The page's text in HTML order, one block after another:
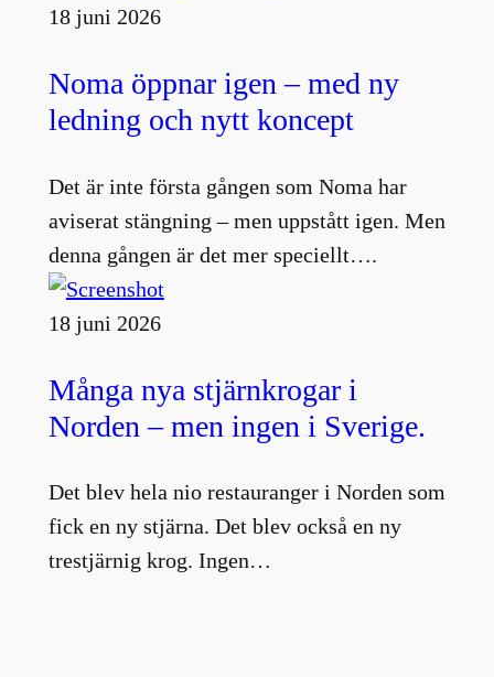
18 juni 2026
Noma öppnar igen – med ny
ledning och nytt koncept
Det är inte första gången som Noma har
aviserat stängning – men uppstått igen. Men
denna gången är det mer speciellt….
18 juni 2026
Många nya stjärnkrogar i
Norden – men ingen i Sverige.
Det blev hela nio restauranger i Norden som
fick en ny stjärna. Det blev också en ny
trestjärnig krog. Ingen…